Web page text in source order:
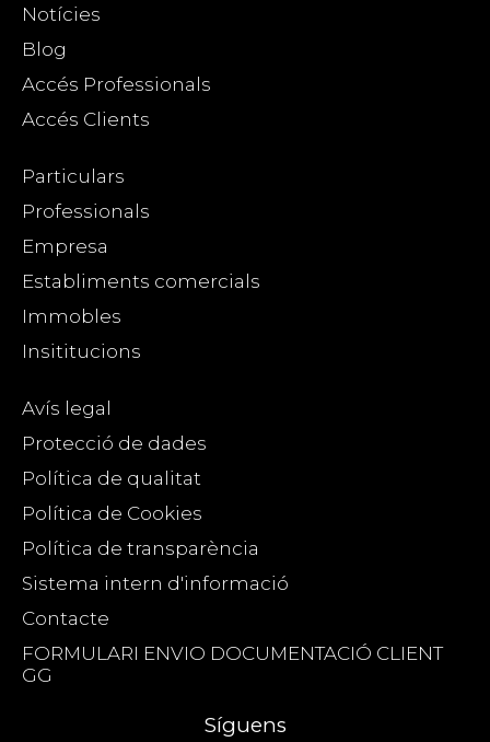
Notícies
Blog
Accés Professionals
Accés Clients
Particulars
Professionals
Empresa
Establiments comercials
Immobles
Insititucions
Avís legal
Protecció de dades
Política de qualitat
Política de Cookies
Política de transparència
Sistema intern d'informació
Contacte
FORMULARI ENVIO DOCUMENTACIÓ CLIENT
GG
Síguens